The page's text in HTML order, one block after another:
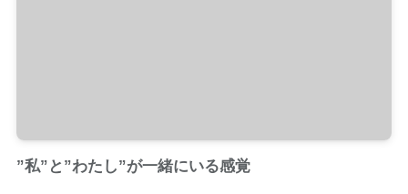
”私”と”わたし”が一緒にいる感覚